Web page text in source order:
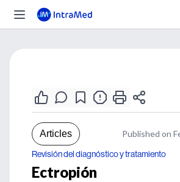
Articles Published on
Revisión del diagnóstico y tratamiento
Ectropión